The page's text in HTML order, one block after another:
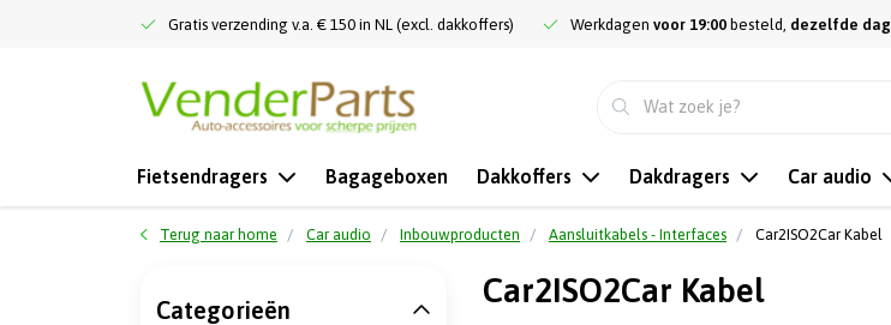
Gratis verzending v.a. € 150 in NL (excl. dakkoffers) Werkdagen voor 19:00 besteld, dezelfde dag
Fietsendragers Bagageboxen Dakkoffers Dakdragers Car audio
Terug naar home Car audio Inbouwproducten Aansluitkabels - Interfaces Car2ISO2Car Kabel
Car2ISO2Car Kabel
Categorieën